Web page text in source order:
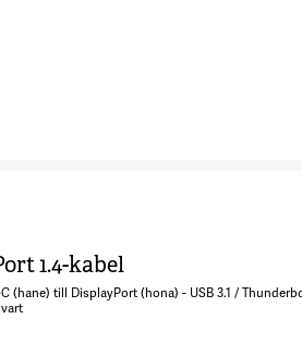
1.4-kabel
(hane) till DisplayPort (hona) - USB 3.1 /